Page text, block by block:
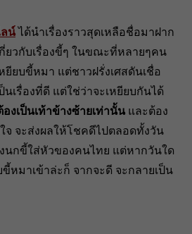
น์ได้นำเรื่องราวสุดเหลือชื่อมาฝาก
ยวกับเรื่องขี้ๆ ในขณะที่หลายๆคน
ยบขี้หมา แต่ชาวฝรั่งเศสดันเชื่อ
เรื่องที่ดี แต่ใช่ว่าจะเหยียบกันได้
องเป็นเท้าข้างซ้ายเท่านั้น และต้อง
จ จะส่งผลให้โชคดีไปตลอดทั้งวัน
นกขี้ใส่หัวของคนไทย แต่หากวันใด
ขี้หมาเข้าล่ะก็ จากจะดี จะกลายเป็น